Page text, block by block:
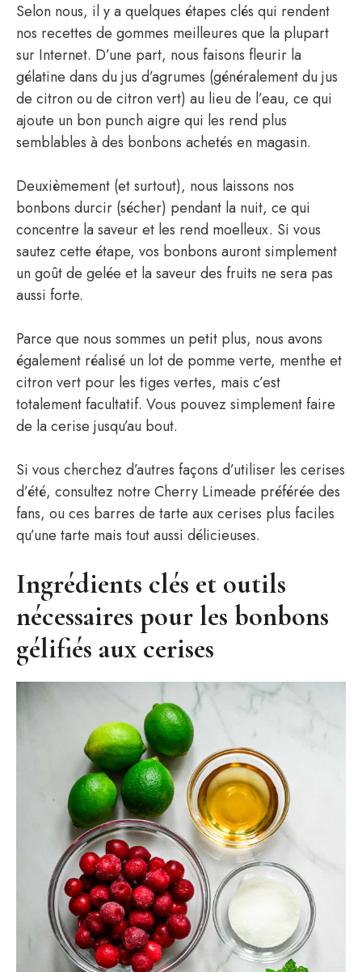
Selon nous, il y a quelques étapes clés qui rendent
nos recettes de gommes meilleures que la plupart
sur Internet. D’une part, nous faisons fleurir la
gélatine dans du jus d’agrumes (généralement du jus
de citron ou de citron vert) au lieu de l’eau, ce qui
ajoute un bon punch aigre qui les rend plus
semblables à des bonbons achetés en magasin.
Deuxièmement (et surtout), nous laissons nos
bonbons durcir (sécher) pendant la nuit, ce qui
concentre la saveur et les rend moelleux. Si vous
sautez cette étape, vos bonbons auront simplement
un goût de gelée et la saveur des fruits ne sera pas
aussi forte.
Parce que nous sommes un petit plus, nous avons
également réalisé un lot de pomme verte, menthe et
citron vert pour les tiges vertes, mais c’est
totalement facultatif. Vous pouvez simplement faire
de la cerise jusqu’au bout.
Si vous cherchez d’autres façons d’utiliser les cerises
d’été, consultez notre Cherry Limeade préférée des
fans, ou ces barres de tarte aux cerises plus faciles
qu’une tarte mais tout aussi délicieuses.
Ingrédients clés et outils
nécessaires pour les bonbons
gélifiés aux cerises